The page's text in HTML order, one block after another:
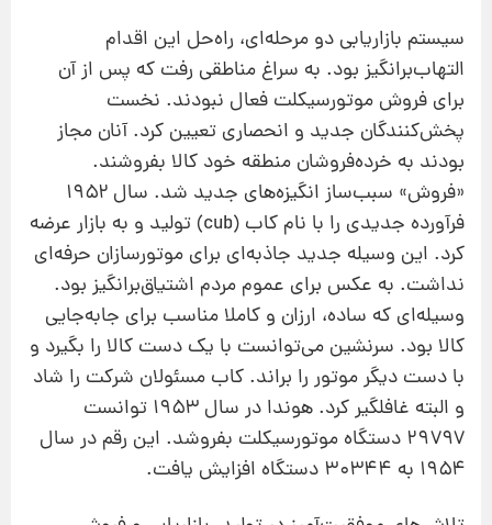
سیستم بازاریابی دو مرحله‌ای، راه‌‌حل این اقدام
التهاب‌برانگیز بود. به سراغ مناطقی رفت که پس از آن
برای فروش موتورسیکلت فعال نبودند. نخست
پخش‌کنندگان جدید و انحصاری تعیین کرد. آنان مجاز
بودند به خرده‌فروشان منطقه‌ خود کالا بفروشند.
«فروش» سبب‌ساز انگیزه‌های جدید شد. سال ۱۹۵۲
فرآورده‌ جدیدی را با نام کاب (cub) تولید و به بازار عرضه
کرد. این وسیله‌ جدید جاذبه‌ای برای موتورسازان حرفه‌ای
نداشت. به عکس برای عموم مردم اشتیاق‌برانگیز بود.
وسیله‌ای که ساده، ارزان و کاملا مناسب برای جابه‌جایی
کالا بود. سرنشین می‌توانست با یک دست کالا را بگیرد و
با دست دیگر موتور را براند. کاب مسئولان شرکت را شاد
و البته غافلگیر کرد. هوندا در سال ۱۹۵۳ توانست
۲۹۷۹۷ دستگاه موتورسیکلت بفروشد. این رقم در سال
۱۹۵۴ به ۳۰۳۴۴ دستگاه افزایش یافت.